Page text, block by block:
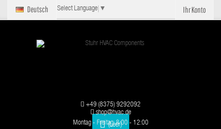
Ihr Konto
Deutsch Select Language ▼
(Leer)
+49 (8375) 9292092
shop@hvac.de
Montag - Freitag: 8:00 - 12:00